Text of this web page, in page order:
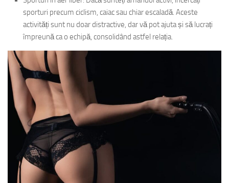
sporturi precum ciclism, caiac sau chiar escaladă. Aceste
activități sunt nu doar distractive, dar vă pot ajuta și să lucrați
împreună ca o echipă, consolidând astfel relația.